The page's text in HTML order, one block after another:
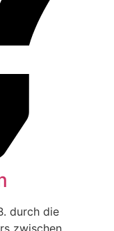
durch die